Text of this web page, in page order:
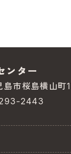
ンター
市桜島横山町
2443